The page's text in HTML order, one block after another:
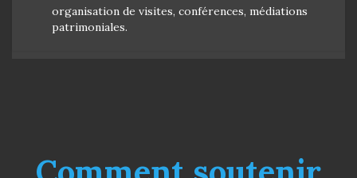
organisation de visites, conférences, médiations
patrimoniales.